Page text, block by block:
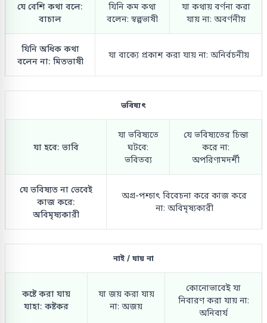
যে বেশি কথা বলে:
বাচাল
যিনি কম কথা
বলেন: স্বল্পভাষী
যা কথায় বর্ণনা করা
যায় না: অবর্ণনীয়
যিনি অধিক কথা
বলেন না: মিতভাষী
যা বাক্যে প্রকাশ করা যায় না: অনির্বচনীয়
ভবিষ্যৎ
যা হবে: ভাবি
যা ভবিষ্যতে
ঘটবে:
ভবিতব্য
যে ভবিষ্যতের চিন্তা
করে না:
অপরিণামদর্শী
যে ভবিষ্যত না ভেবেই
কাজ করে:
অবিমৃষ্যকারী
অগ্র-পশ্চাৎ বিবেচনা করে কাজ করে
না: অবিমৃষ্যকারী
নাই / যায় না
কষ্টে করা যায়
যাহা: কষ্টকর
যা জয় করা যায়
না: অজয়
কোনোভাবেই যা
নিবারণ করা যায় না:
অনিবার্য